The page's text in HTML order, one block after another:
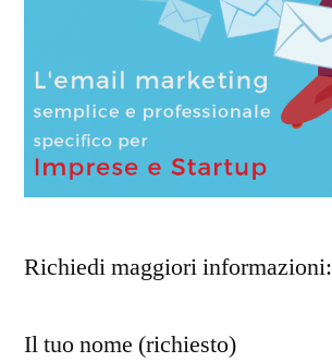
Richiedi maggiori informazioni:
Il tuo nome (richiesto)